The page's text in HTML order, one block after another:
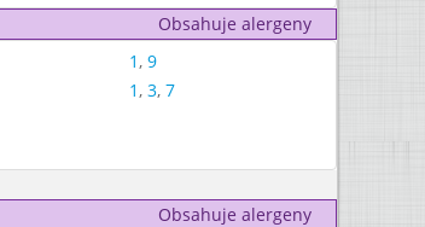
Obsahuje alergeny
1, 9
1, 3, 7
Obsahuje alergeny